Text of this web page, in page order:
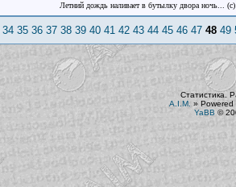
Летний дождь наливает в бутылку двора ночь...
34 35 36 37 38 39 40 41 42 43 44 45 46 47 48 49
Статистика.
A.I.M. » Powered
YaBB ©